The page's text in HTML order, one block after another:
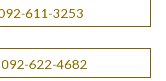
611-3253
092-622-4682